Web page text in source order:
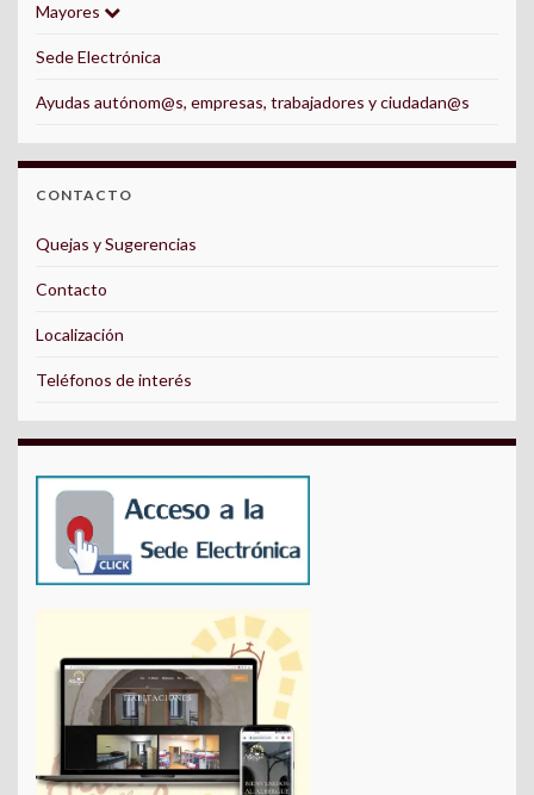
Mayores
Sede Electrónica
Ayudas autónom@s, empresas, trabajadores y ciudadan@s
CONTACTO
Quejas y Sugerencias
Contacto
Localización
Teléfonos de interés